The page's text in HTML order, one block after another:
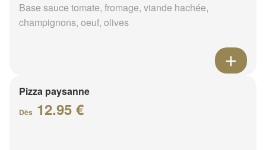
Base sauce tomate, fromage, viande hachée,
champignons, oeuf, olives
Pizza paysanne
Dès 12.95 €